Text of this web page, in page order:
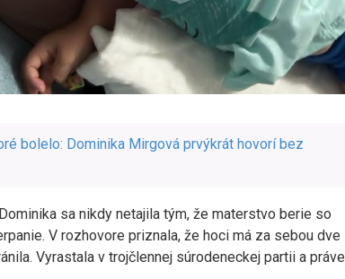
bolelo: Dominika Mirgová prvýkrát hovorí bez
sa nikdy netajila tým, že materstvo berie so
V rozhovore priznala, že hoci má za sebou dve
Vyrastala v trojčlennej súrodeneckej partii a práve